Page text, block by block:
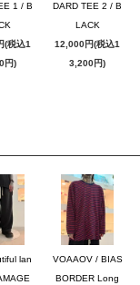
1 / B
(税込1
円)
DARD TEE 2 / B
LACK
12,000円(税込1
3,200円)
lan
VOAAOV / BIAS
BORDER Long